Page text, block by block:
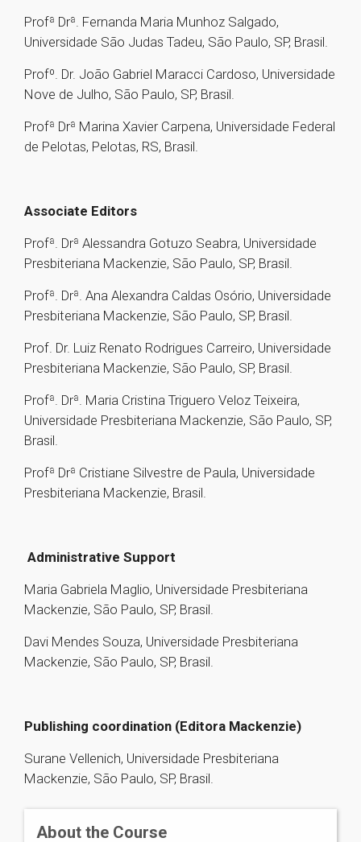
Profª Drª. Fernanda Maria Munhoz Salgado,
Universidade São Judas Tadeu, São Paulo, SP, Brasil.
Profº. Dr. João Gabriel Maracci Cardoso, Universidade
Nove de Julho, São Paulo, SP, Brasil.
Profª Drª Marina Xavier Carpena, Universidade Federal
de Pelotas, Pelotas, RS, Brasil.
Associate Editors
Profª. Drª Alessandra Gotuzo Seabra, Universidade
Presbiteriana Mackenzie, São Paulo, SP, Brasil.
Profª. Drª. Ana Alexandra Caldas Osório, Universidade
Presbiteriana Mackenzie, São Paulo, SP, Brasil.
Prof. Dr. Luiz Renato Rodrigues Carreiro, Universidade
Presbiteriana Mackenzie, São Paulo, SP, Brasil.
Profª. Drª. Maria Cristina Triguero Veloz Teixeira,
Universidade Presbiteriana Mackenzie, São Paulo, SP,
Brasil.
Profª Drª Cristiane Silvestre de Paula, Universidade
Presbiteriana Mackenzie, Brasil.
Administrative Support
Maria Gabriela Maglio, Universidade Presbiteriana
Mackenzie, São Paulo, SP, Brasil.
Davi Mendes Souza, Universidade Presbiteriana
Mackenzie, São Paulo, SP, Brasil.
Publishing coordination (Editora Mackenzie)
Surane Vellenich, Universidade Presbiteriana
Mackenzie, São Paulo, SP, Brasil.
About the Course